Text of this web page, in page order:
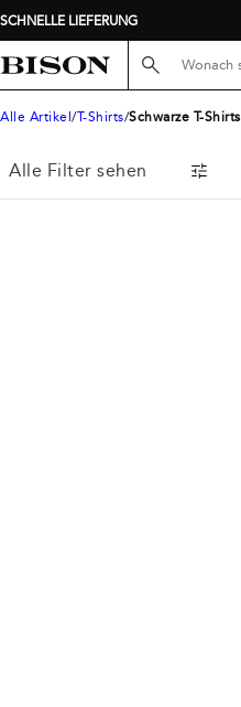
SCHNELLE LIEFERUNG
Suche hier...
Alle Artikel T-Shirts Schwarze T-Shirts
Alle Filter sehen